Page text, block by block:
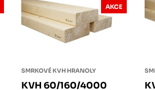
SMRKOVÉ KVH HRANOLY
KVH 60/160/4000
AKCE